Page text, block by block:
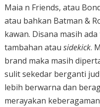
Maia n Friends, atau
atau bahkan Batman &
kawan. Disana masih
tambahan atau sidekick.
brand maka masih
sulit sekedar berganti
lebih berwarna dan
merayakan